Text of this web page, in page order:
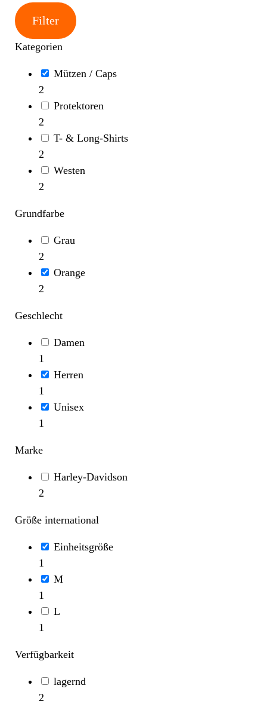
Filter
Kategorien
Mützen / Caps
2
Protektoren
2
T- & Long-Shirts
2
Westen
2
Grundfarbe
Grau
2
Orange
2
Geschlecht
Damen
1
Herren
1
Unisex
1
Marke
Harley-Davidson
2
Größe international
Einheitsgröße
1
M
1
L
1
Verfügbarkeit
lagernd
2